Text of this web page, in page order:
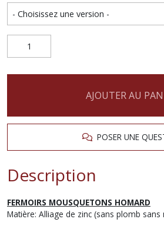
AJOUTER AU
POSER UNE
Description
FERMOIRS MOUSQUETONS HOMARD
Matière: Alliage de zinc (sans plomb sans